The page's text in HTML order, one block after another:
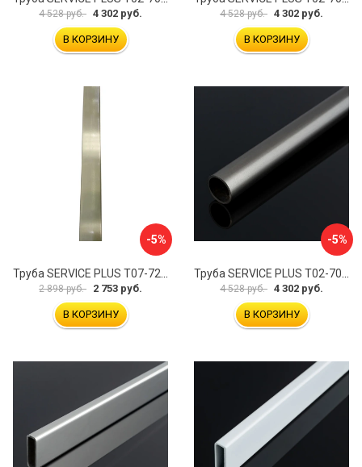
4 528 руб. 4 302 руб.
В КОРЗИНУ
4 528 руб. 4 302 руб.
В КОРЗИНУ
-5%
2 898 руб. 2 753 руб.
В КОРЗИНУ
-5%
4 528 руб. 4 302 руб.
В КОРЗИНУ